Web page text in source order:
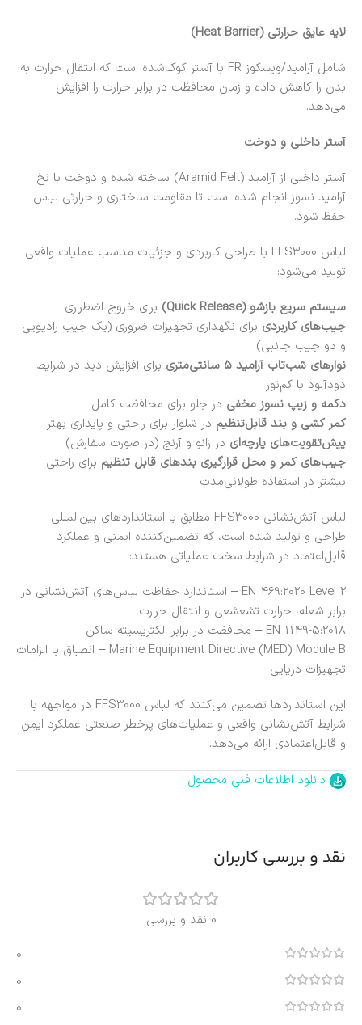
لایه عایق حرارتی (Heat Barrier)
شامل آرامید/ویسکوز FR با آستر کوک‌شده است که انتقال حرارت به
بدن را کاهش داده و زمان محافظت در برابر حرارت را افزایش
می‌دهد.
آستر داخلی و دوخت
آستر داخلی از آرامید (Aramid Felt) ساخته شده و دوخت با نخ
آرامید نسوز انجام شده است تا مقاومت ساختاری و حرارتی لباس
حفظ شود.
لباس FFS3000 با طراحی کاربردی و جزئیات مناسب عملیات واقعی
تولید می‌شود:
سیستم سریع بازشو (Quick Release)
برای خروج اضطراری
جیب‌های کاربردی برای نگهداری تجهیزات ضروری (یک جیب رادیویی
و دو جیب جانبی)
نوارهای شب‌تاب آرامید ۵ سانتی‌متری
برای افزایش دید در شرایط
دودآلود یا کم‌نور
دکمه و زیپ نسوز مخفی در جلو برای محافظت کامل
کمر کشی و بند قابل‌تنظیم در شلوار برای راحتی و پایداری بهتر
پیش‌تقویت‌های پارچه‌ای در زانو و آرنج (در صورت سفارش)
جیب‌های کمر و محل قرارگیری بندهای قابل تنظیم برای راحتی
بیشتر در استفاده طولانی‌مدت
لباس آتش‌نشانی FFS3000 مطابق با استانداردهای بین‌المللی
طراحی و تولید شده است، که تضمین‌کننده ایمنی و عملکرد
قابل‌اعتماد در شرایط سخت عملیاتی هستند:
EN 469:2020 Level 2 – استاندارد حفاظت لباس‌های آتش‌نشانی در
برابر شعله، حرارت تشعشعی و انتقال حرارت
EN 1149-5:2018 – محافظت در برابر الکتریسیته ساکن
Marine Equipment Directive (MED) Module B – انطباق با الزامات
تجهیزات دریایی
این استانداردها تضمین می‌کنند که لباس FFS3000 در مواجهه با
شرایط آتش‌نشانی واقعی و عملیات‌های پرخطر صنعتی عملکرد ایمن
و قابل‌اعتمادی ارائه می‌دهد.
دانلود اطلاعات فنی محصول
نقد و بررسی کاربران
0 نقد و بررسی
0
0
0